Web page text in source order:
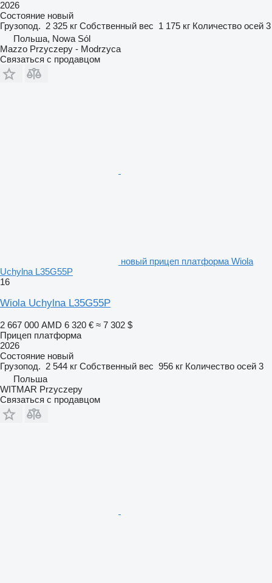
2026
Состояние новый
Грузопод. 2 325 кг Собственный вес 1 175 кг Количество осей 3
Польша, Nowa Sól
Mazzo Przyczepy - Modrzyca
Связаться с продавцом
новый прицеп платформа Wiola
Uchylna L35G55P
16
Wiola Uchylna L35G55P
2 667 000 AMD 6 320 € ≈ 7 302 $
Прицеп платформа
2026
Состояние новый
Грузопод. 2 544 кг Собственный вес 956 кг Количество осей 3
Польша
WITMAR Przyczepy
Связаться с продавцом